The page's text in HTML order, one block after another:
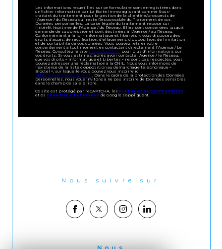
Les informations recueillies sur ce formulaire sont enregistrées dans
un fichier informatisé par La Boite Immo agissant comme Sous-
traitant du traitement pour la gestion de la clientèle/prospects de
l'Agence / du Réseau qui reste Responsable du Traitement de vos
Données personnelles. La base légale du traitement repose sur
l'intérêt légitime de l'Agence / du Réseau. Elles sont conservées jusqu'à
demande de suppression et sont destinées à l'Agence / au Réseau.
Conformément à la loi « informatique et libertés », vous disposez des
droits d’accès, de rectification, d’effacement, d’opposition, de limitation
et de portabilité de vos données. Vous pouvez retirer votre
consentement à tout moment en contactant directement l’Agence / Le
Réseau. Consultez le site https://cnil.fr/fr pour plus d’informations sur
vos droits. Si vous estimez, après avoir contacté l'Agence / le Réseau,
que vos droits « Informatique et Libertés » ne sont pas respectés, vous
pouvez adresser une réclamation à la CNIL. Nous vous informons de
l’existence de la liste d'opposition au démarchage téléphonique «
Bloctel », sur laquelle vous pouvez vous inscrire ici :
https://www.bloctel.gouv.fr. Dans le cadre de la protection des Données
personnelles, nous vous invitons à ne pas inscrire de Données sensibles
dans le champ de saisie libre.
Ce site est protégé par reCAPTCHA, lesPolitiques de Confidentialité
et esConditions d'utilisation de Google s'appliquent.
Nous suivre sur